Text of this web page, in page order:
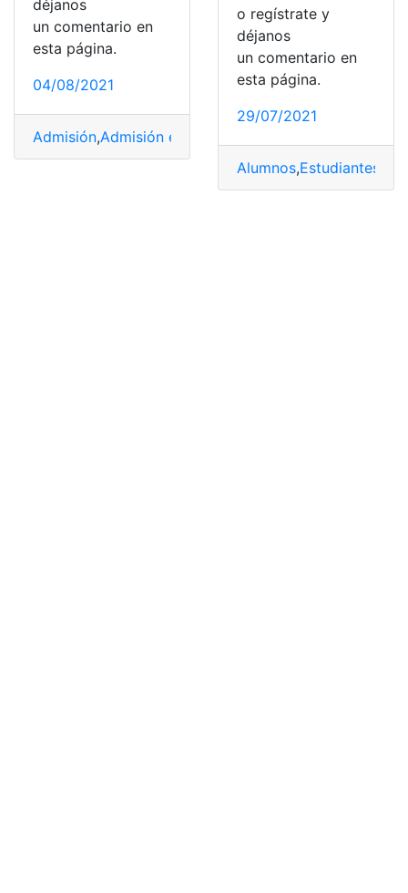
déjanos
un comentario en
esta página.
04/08/2021
Admisión,Admisión escolar
o regístrate y
déjanos
un comentario en
esta página.
29/07/2021
Alumnos,Estudiantes